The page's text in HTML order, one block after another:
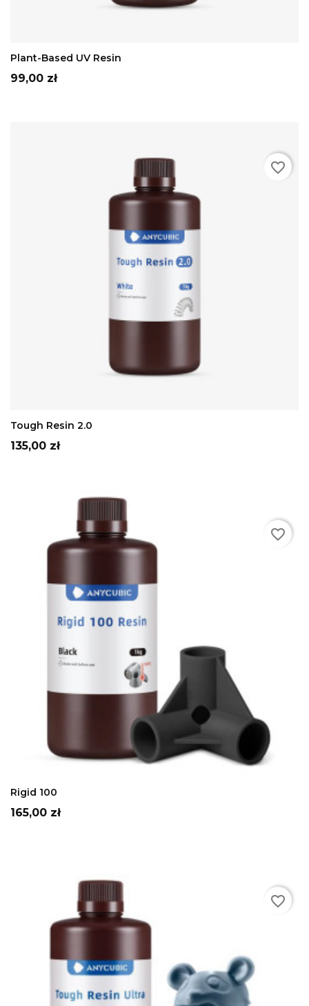
SzaryBeżowy
BiałyFioletowy
HD
Plant-Based UV Resin
Cena
99,00 zł
SzaryBiałyczarnyBezbarwny
Tough Resin 2.0
Cena
135,00 zł
favorite_border
czarny
Rigid 100
Cena
165,00 zł
favorite_border
favorite_border